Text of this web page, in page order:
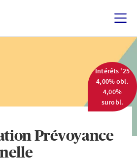
Prévoyance
Intérêts '25
4,00% obl.
4,00%
surobl.